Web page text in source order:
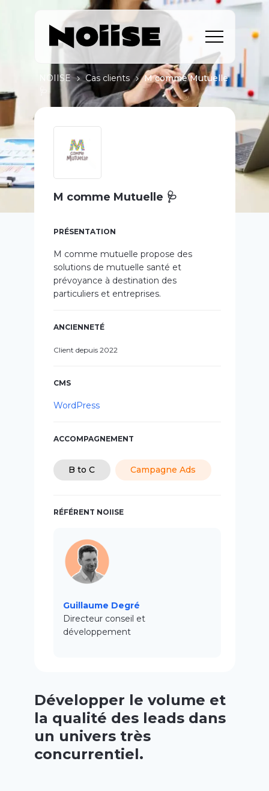
NOIISE Cas clients
M comme Mutuelle
M comme Mutuelle 🩺
PRÉSENTATION
M comme mutuelle propose des
solutions de mutuelle santé et
prévoyance à destination des
particuliers et entreprises.
ANCIENNETÉ
Client depuis 2022
CMS
WordPress
ACCOMPAGNEMENT
B to C Campagne Ads
RÉFÉRENT NOIISE
Guillaume Degré
Directeur conseil et
développement
Développer le volume et
la qualité des leads dans
un univers très
concurrentiel.